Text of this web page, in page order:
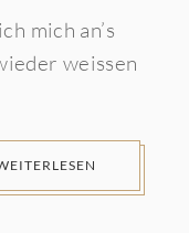
mich an’s
weissen